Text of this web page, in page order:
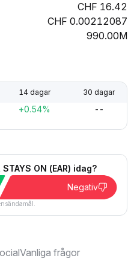
16.42
0.00212087
990.00M
14 dagar 30 dagar
+0.54% --
ON (EAR) idag?
Negativ
Vanliga frågor